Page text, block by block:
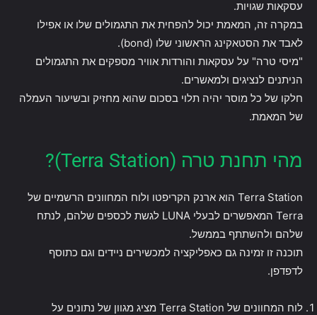
עסקאות שגויות.
במקרה זה, המאמת יכול להפחית את התגמולים שלו או אפילו
לאבד את הסטאקינג הראשוני שלו (bond).
"מיסי טרה" על עסקאות והורדות אוויר מספקים את התגמולים
הניתנים לנציגים ולמאשרים.
חלקו של כל מוסר יהיה תלוי בסכום שהוא מחזיק ובשיעור העמלה
של המאמת.
מהי תחנת טרה (Terra Station)?
Terra Station הוא ארנק הקריפטו ולוח המחוונים הרשמיים של
Terra המאפשרים לבעלי LUNA לגשת לכספים שלהם, לנתח
שלהם ולהשתתף בממשל.
תוכנה זו זמינה גם כאפליקציה למכשירים ניידים וגם כתוסף
לדפדפן.
לוח המחוונים של Terra Station מציג מגוון של נתונים על